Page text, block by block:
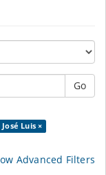
Go
Luis ×
Advanced Filters